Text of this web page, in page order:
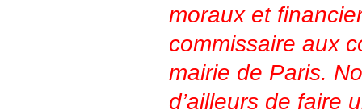
moraux et
commissaire aux
mairie de Paris.
d’ailleurs de faire